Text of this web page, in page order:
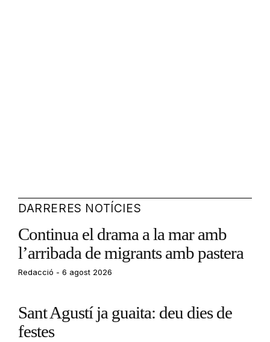
DARRERES NOTÍCIES
Continua el drama a la mar amb
l’arribada de migrants amb pastera
Redacció 6 agost 2026
Sant Agustí ja guaita: deu dies de
festes